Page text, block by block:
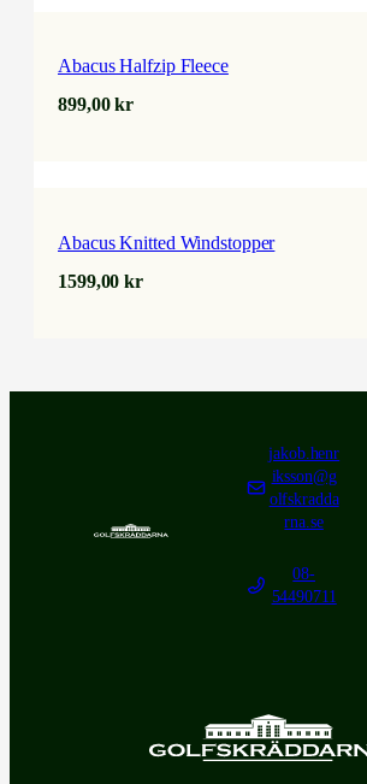
Abacus Halfzip Fleece
899,00kr
Abacus Knitted Windstopper
1599,00kr
jakob.henr
iksson@g
olfskradda
rna.se
08-
54490711